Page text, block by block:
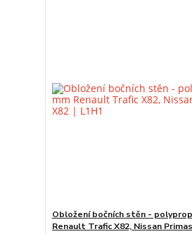
Obložení bočních stěn -
Renault Trafic X82, Nissan